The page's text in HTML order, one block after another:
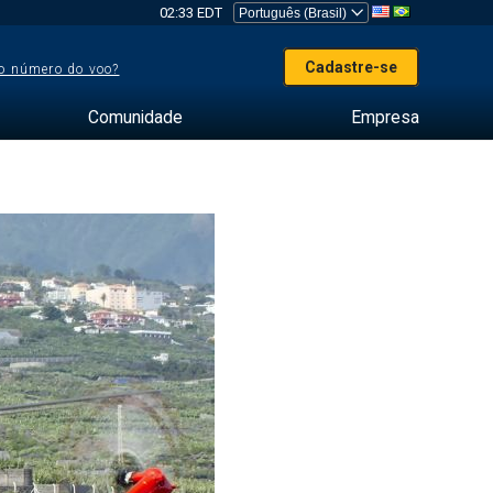
02:33 EDT
número do voo? Cadastre-se
Comunidade Empresa